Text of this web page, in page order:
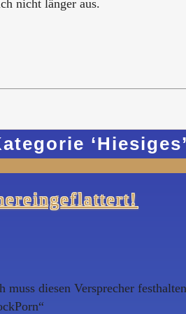
nicht länger aus.
‘Hiesiges
muss diesen Versprecher